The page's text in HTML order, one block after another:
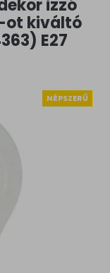
izzó
ot kiváltó
E27
NÉPSZERŰ